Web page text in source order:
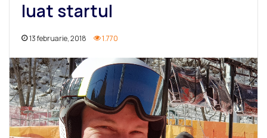
luat startul
13 februarie, 2018 1.770